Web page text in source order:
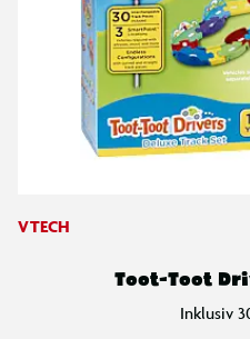
VTECH
Toot-Toot
Inklusiv